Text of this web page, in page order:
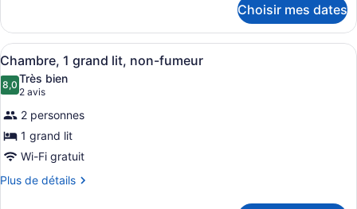
in
Shower)
Shower)
1
très
grand
lit,
non-
fumeur
Chambre,
très
grand
lit,
non-
fumeur
Choisir mes dates
Afficher
toutes
les
photos
pour
ce
type
de
Une chambre d’hôtel avec un
8
Chambre, 1 grand lit, non-fumeur
8,08,0 sur 10
Très bien
2 avis
(2 avis)
2 personnes
1 grand lit
Wi-Fi gratuit
Plus de détails
Plus